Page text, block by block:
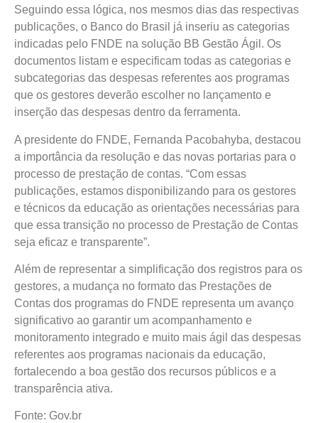
Seguindo essa lógica, nos mesmos dias das respectivas
publicações, o Banco do Brasil já inseriu as categorias
indicadas pelo FNDE na solução BB Gestão Ágil. Os
documentos listam e especificam todas as categorias e
subcategorias das despesas referentes aos programas
que os gestores deverão escolher no lançamento e
inserção das despesas dentro da ferramenta.
A presidente do FNDE, Fernanda Pacobahyba, destacou
a importância da resolução e das novas portarias para o
processo de prestação de contas. “Com essas
publicações, estamos disponibilizando para os gestores
e técnicos da educação as orientações necessárias para
que essa transição no processo de Prestação de Contas
seja eficaz e transparente”.
Além de representar a simplificação dos registros para os
gestores, a mudança no formato das Prestações de
Contas dos programas do FNDE representa um avanço
significativo ao garantir um acompanhamento e
monitoramento integrado e muito mais ágil das despesas
referentes aos programas nacionais da educação,
fortalecendo a boa gestão dos recursos públicos e a
transparência ativa.
Fonte: Gov.br